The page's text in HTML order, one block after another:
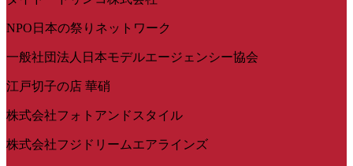
NPO日本の祭りネットワーク
一般社団法人日本モデルエージェンシー協会
江戸切子の店 華硝
株式会社フォトアンドスタイル
株式会社フジドリームエアラインズ